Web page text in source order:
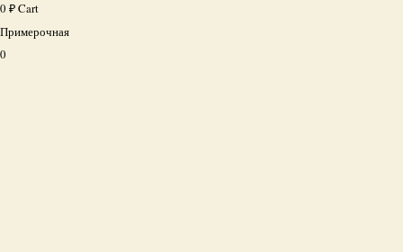
0 ₽Cart
Примерочная
0